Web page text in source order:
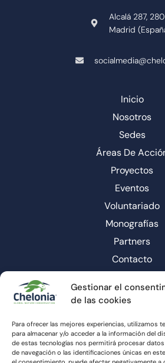
Gestionar el
de las cookies
Para ofrecer las mejores experiencias, utilizamos
para almacenar y/o acceder a la información del
de estas tecnologías nos permitirá procesar
de navegación o las identificaciones únicas en
Alcalá 287,
Madrid
Inicio
Nosotros
Sedes
Áreas De
Proyectos
Eventos
Voluntariado
Monografías
Partners
Contacto